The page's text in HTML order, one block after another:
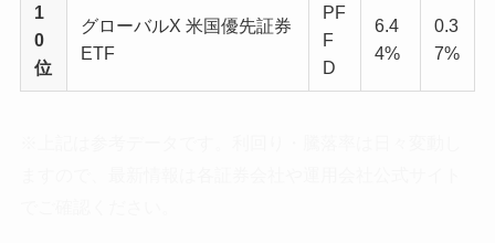
1
0
位
グローバルX 米国優先証券
ETF
PF
F
D
6.4
4%
0.3
7%